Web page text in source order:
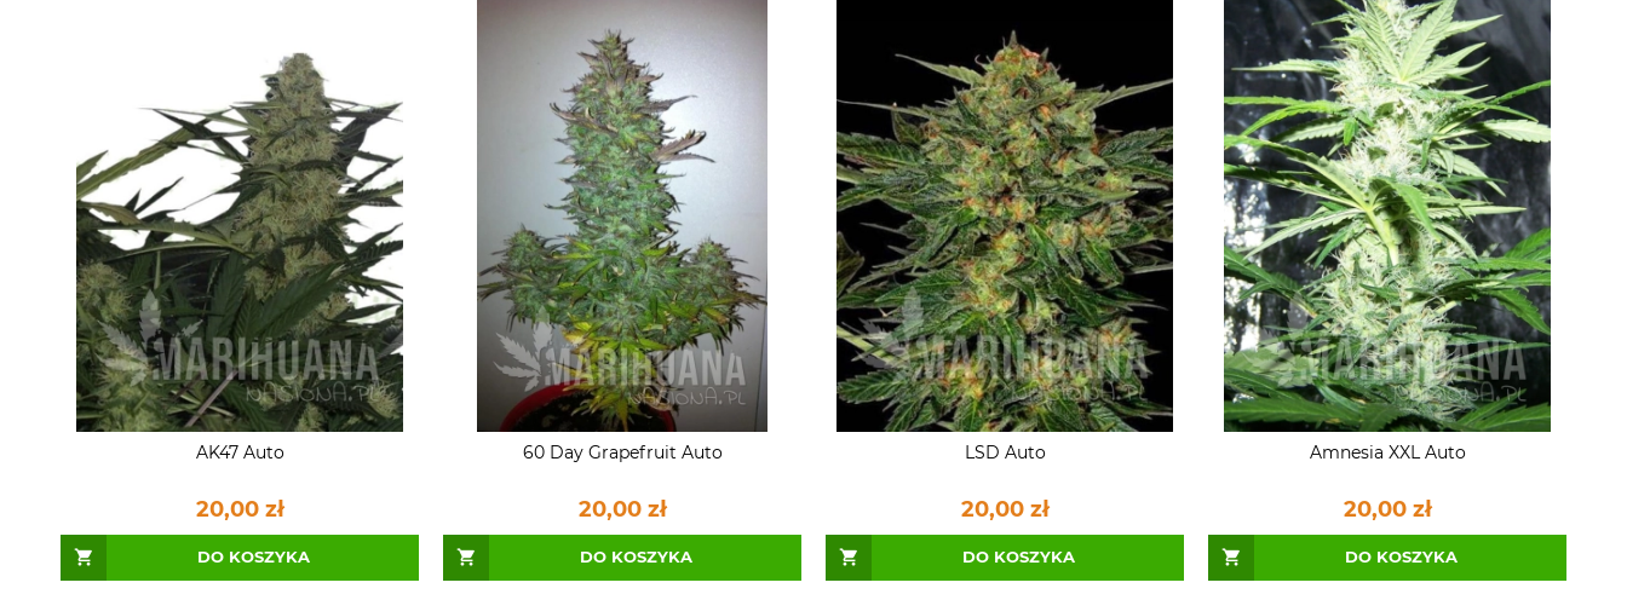
AK47 Auto
20,00 zł
DO KOSZYKA
60 Day Grapefruit Auto
20,00 zł
DO KOSZYKA
LSD Auto
20,00 zł
DO KOSZYKA
Amnesia XXL Auto
20,00 zł
DO KOSZYKA